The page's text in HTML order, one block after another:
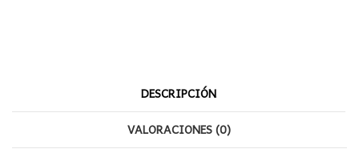
DESCRIPCIÓN
VALORACIONES (0)